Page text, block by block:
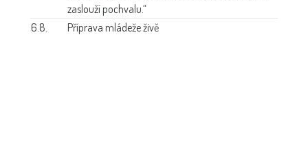
zaslouží pochvalu.“
6.8.
Příprava mládeže živě